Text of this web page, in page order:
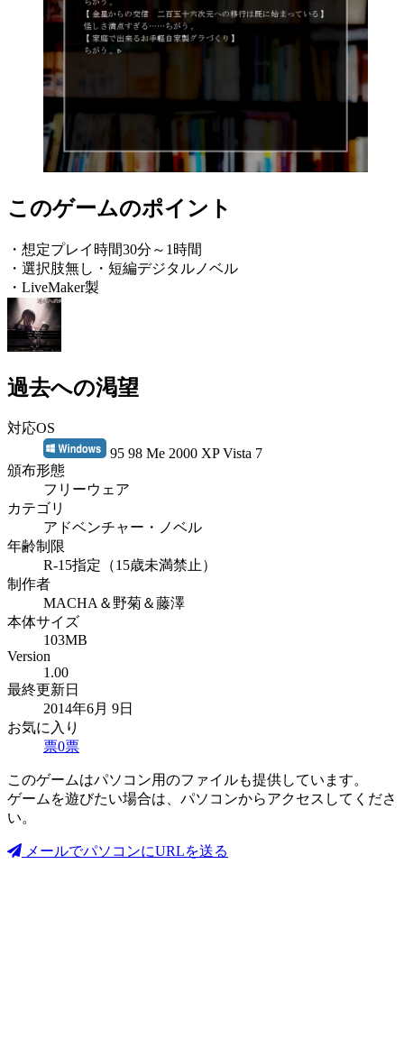
このゲームのポイント
・想定プレイ時間30分～1時間
・選択肢無し・短編デジタルノベル
・LiveMaker製
過去への渇望
対応OS
95 98 Me 2000 XP Vista 7
頒布形態
フリーウェア
カテゴリ
アドベンチャー・ノベル
年齢制限
R-15指定（15歳未満禁止）
制作者
MACHA＆野菊＆藤澤
本体サイズ
103MB
Version
1.00
最終更新日
2014年6月 9日
お気に入り
票0票
このゲームはパソコン用のファイルも提供しています。
ゲームを遊びたい場合は、パソコンからアクセスしてくださ
い。
メールでパソコンにURLを送る